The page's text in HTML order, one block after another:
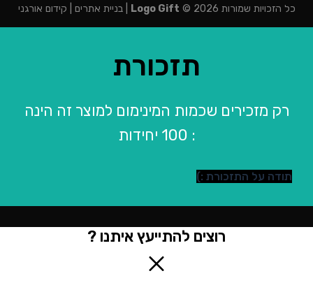
כל הזכויות שמורות 2026 ©
Logo Gift
|בניית אתרים קידום אורגני
תזכורת
רק מזכירים שכמות המינימום למוצר זה הינה
: 100 יחידות
תודה על התזכורת :)
רוצים להתייעץ איתנו ?